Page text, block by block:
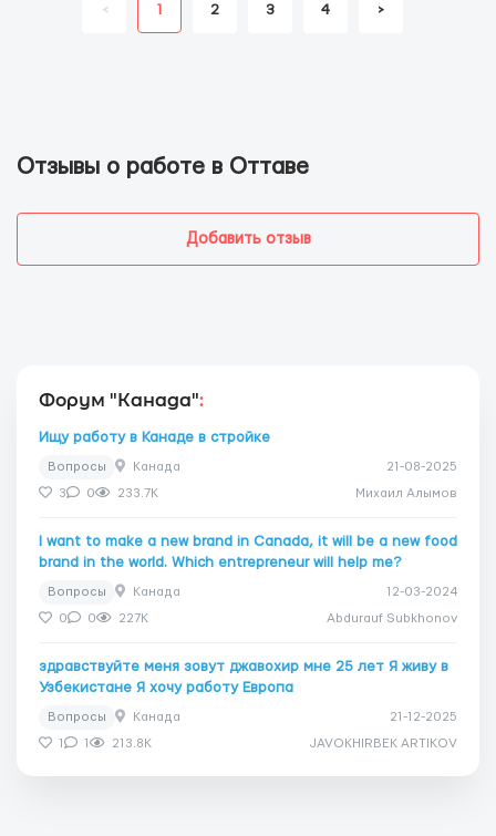
< 1 2 3 4 >
Отзывы о работе в Оттаве
Добавить отзыв
Форум "Канада":
Ищу работу в Канаде в стройке
Вопросы Канада 21-08-2025
3 0 233.7K Михаил Алымов
I want to make a new brand in Canada, it will be a new food
brand in the world. Which entrepreneur will help me?
Вопросы Канада 12-03-2024
0 0 227K Abdurauf Subkhonov
здравствуйте меня зовут джавохир мне 25 лет Я живу в
Узбекистане Я хочу работу Европа
Вопросы Канада 21-12-2025
1 1 213.8K JAVOKHIRBEK ARTIKOV